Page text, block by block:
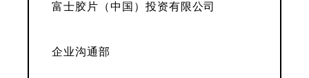
富士胶片（中国）投资有限公司
企业沟通部